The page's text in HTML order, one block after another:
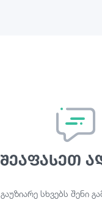
შეაფასეთ
გაუზიარე სხვებს შენი